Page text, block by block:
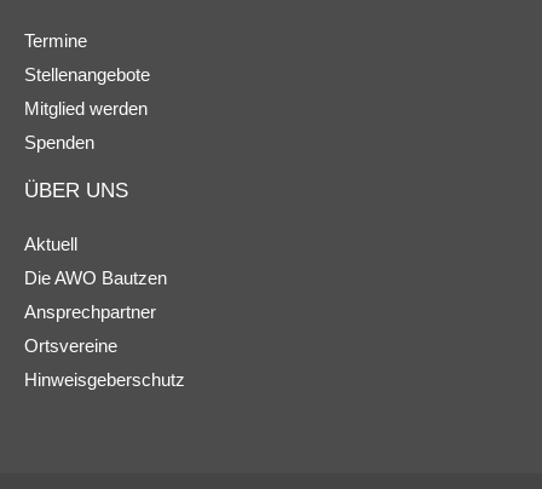
Termine
Stellenangebote
Mitglied werden
Spenden
ÜBER UNS
Aktuell
Die AWO Bautzen
Ansprechpartner
Ortsvereine
Hinweisgeberschutz